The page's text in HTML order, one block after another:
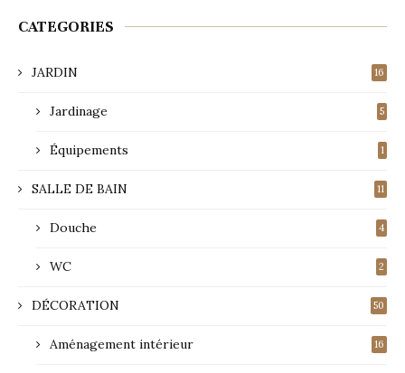
CATEGORIES
JARDIN 16
Jardinage 5
Équipements 1
SALLE DE BAIN 11
Douche 4
WC 2
DÉCORATION 50
Aménagement intérieur 16